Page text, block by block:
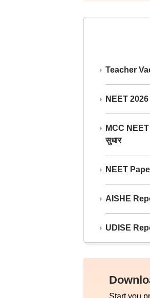
Teacher
NEET 2026
MCC NEET
सुधार
NEET
AISHE
UDISE
Start you